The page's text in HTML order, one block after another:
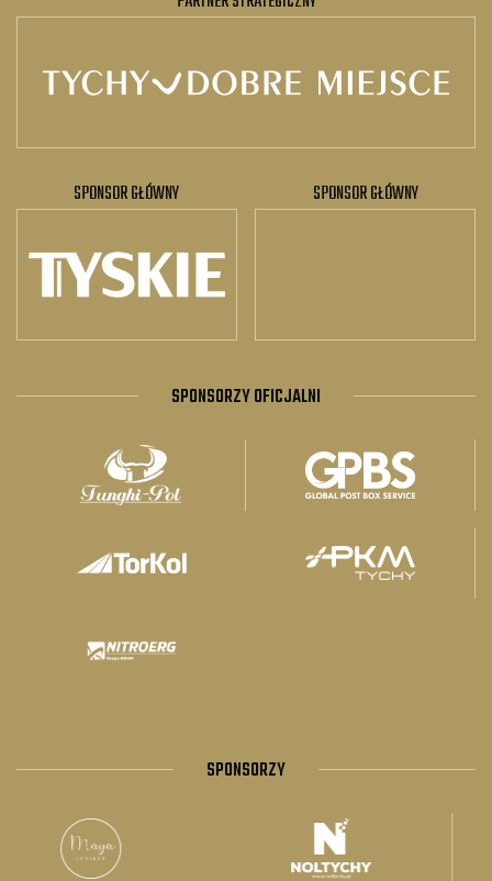
SPONSOR GŁÓWNY SPONSOR GŁÓWNY
SPONSORZY OFICJALNI
SPONSORZY